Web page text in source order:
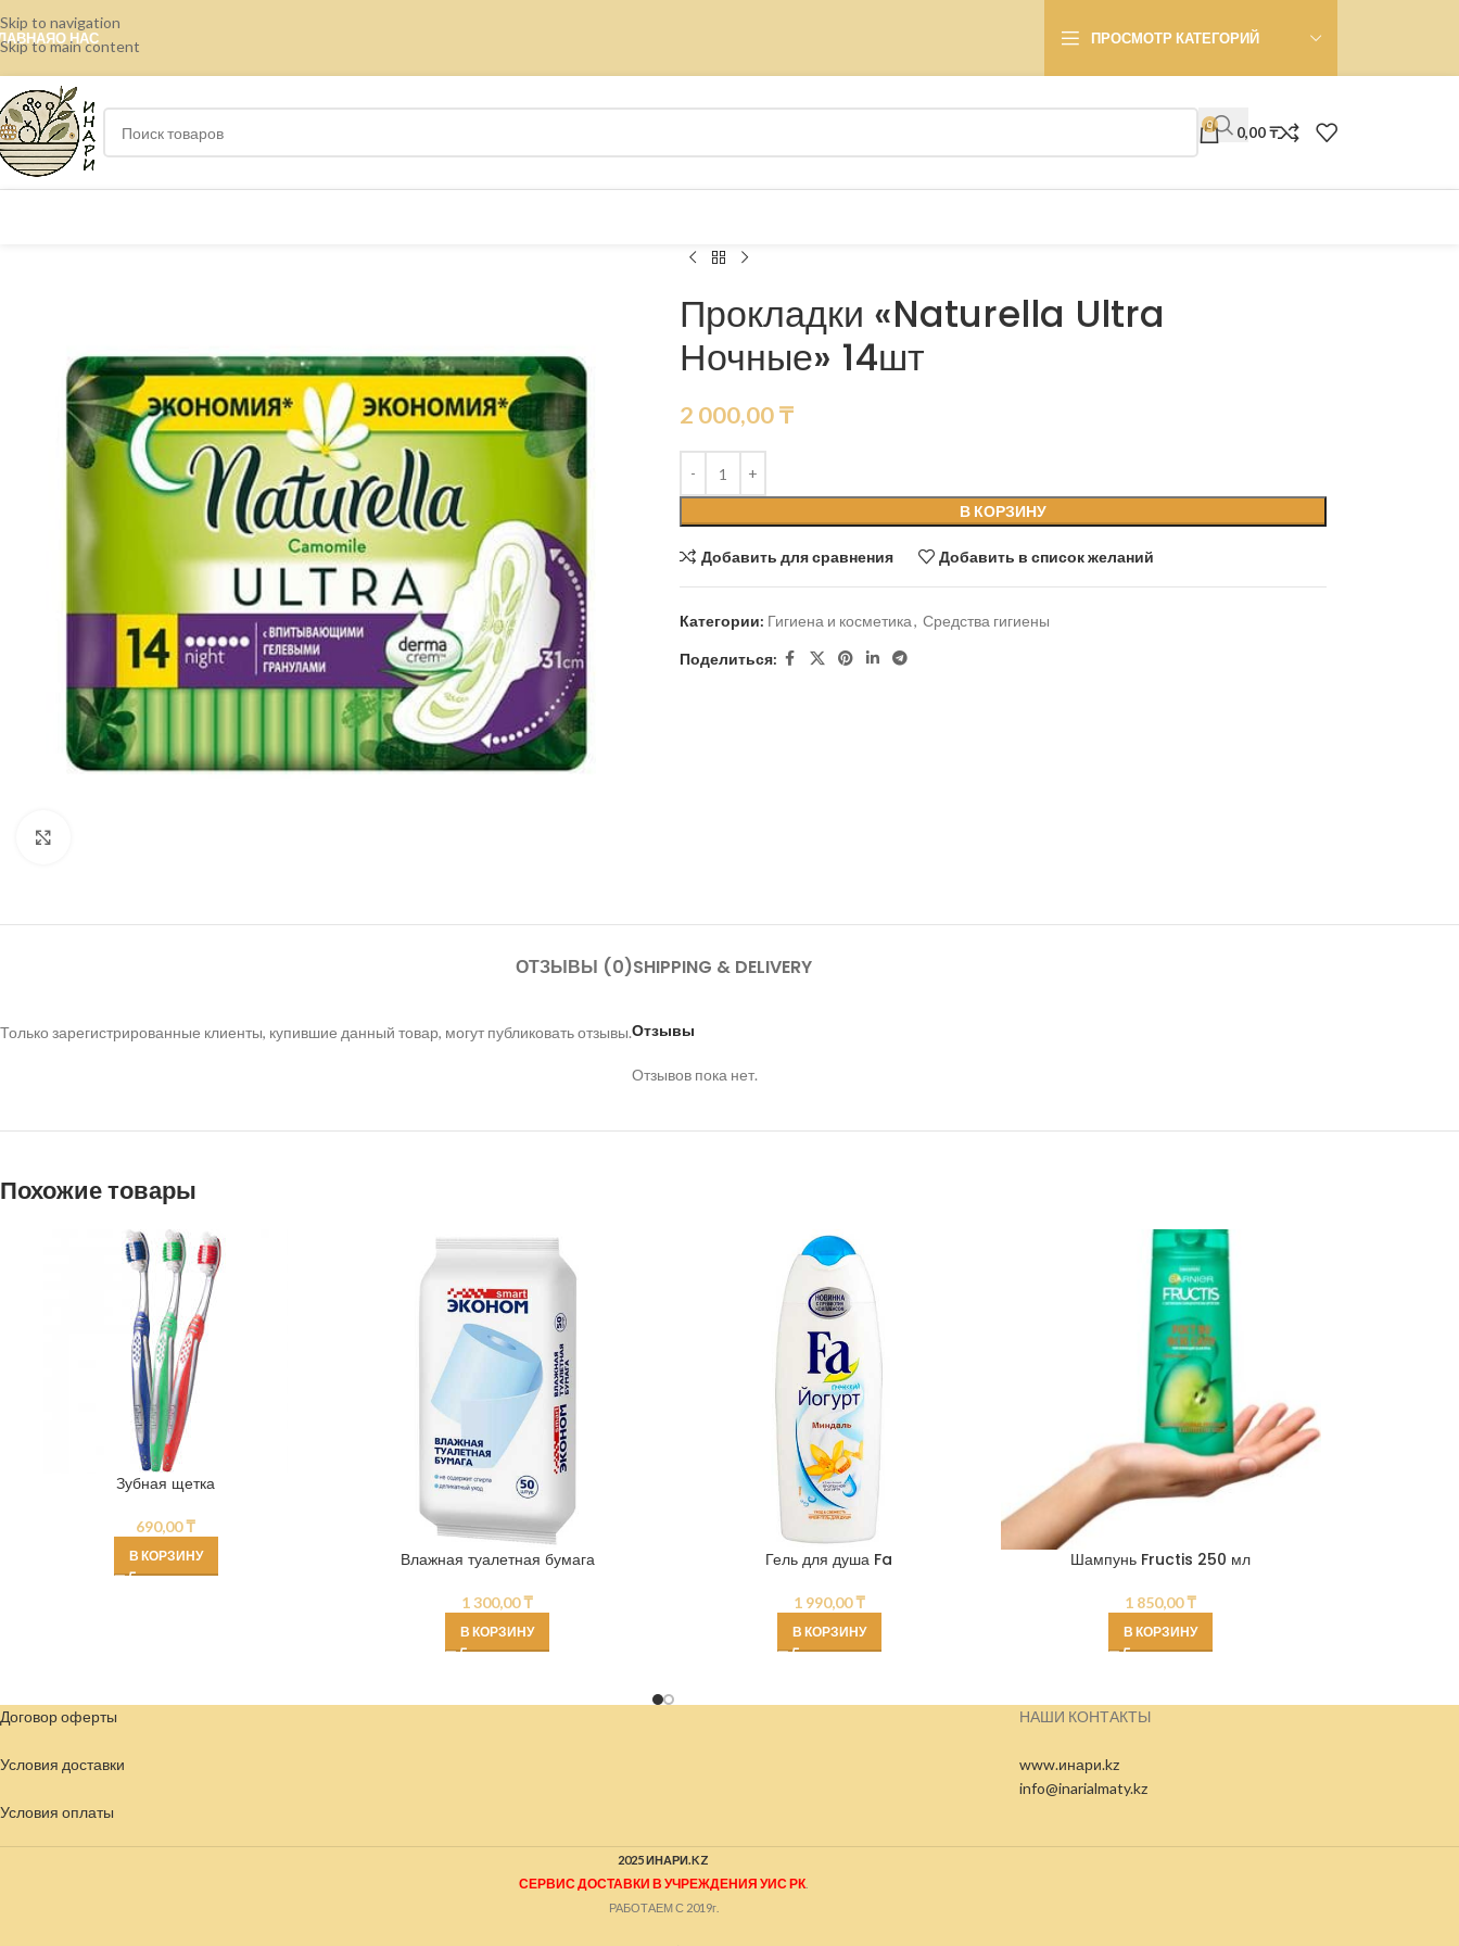
Skip to navigation
Skip to main content
О НАС ПРОСМОТР КАТЕГОРИЙ
0 0,00₸
Прокладки «Naturella Ultra
Ночные» 14шт
2 000,00₸
В КОРЗИНУ
Добавить для сравнения Добавить в список желаний
Категории: Гигиена и косметика, Средства гигиены
Поделиться:
ОТЗЫВЫ (0)SHIPPING & DELIVERY
Отзывы
Отзывов пока нет.
Только зарегистрированные клиенты, купившие данный товар, могут публиковать отзывы.
Похожие товары
Зубная щетка
690,00₸
В КОРЗИНУ Влажная туалетная бумага
1 300,00₸
В КОРЗИНУ
Гель для душа Fa
1 990,00₸
В КОРЗИНУ
Шампунь Fructis 250 мл
1 850,00₸
В КОРЗИНУ
Договор оферты
Условия доставки
Условия оплаты
НАШИ КОНТАКТЫ
www.инари.kz
info@inarialmaty.kz
2025 ИНАРИ.KZ
СЕРВИС ДОСТАВКИ В УЧРЕЖДЕНИЯ УИС РК
РАБОТАЕМ С 2019г.